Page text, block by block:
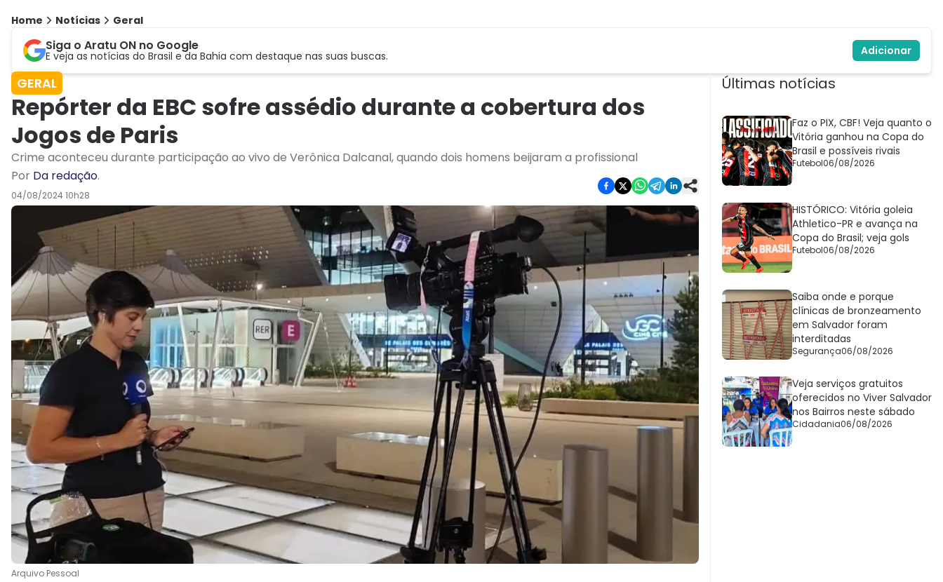
Home Notícias Geral
Siga o Aratu ON no Google
E veja as notícias do Brasil e da Bahia com destaque nas suas buscas. Adicionar
GERAL
Repórter da EBC sofre assédio durante a cobertura dos
Jogos de Paris
Crime aconteceu durante participação ao vivo de Verônica Dalcanal, quando dois homens beijaram a profissional
Por Da redação.
04/08/2024 10h28
Arquivo Pessoal
Últimas notícias
Faz o PIX, CBF! Veja quanto o
Vitória ganhou na Copa do
Brasil e possíveis rivais
Futebol06/08/2026
HISTÓRICO: Vitória goleia
Athletico-PR e avança na
Copa do Brasil; veja gols
Futebol06/08/2026
Saiba onde e porque
clínicas de bronzeamento
em Salvador foram
interditadas
Segurança06/08/2026
Veja serviços gratuitos
oferecidos no Viver Salvador
nos Bairros neste sábado
Cidadania06/08/2026